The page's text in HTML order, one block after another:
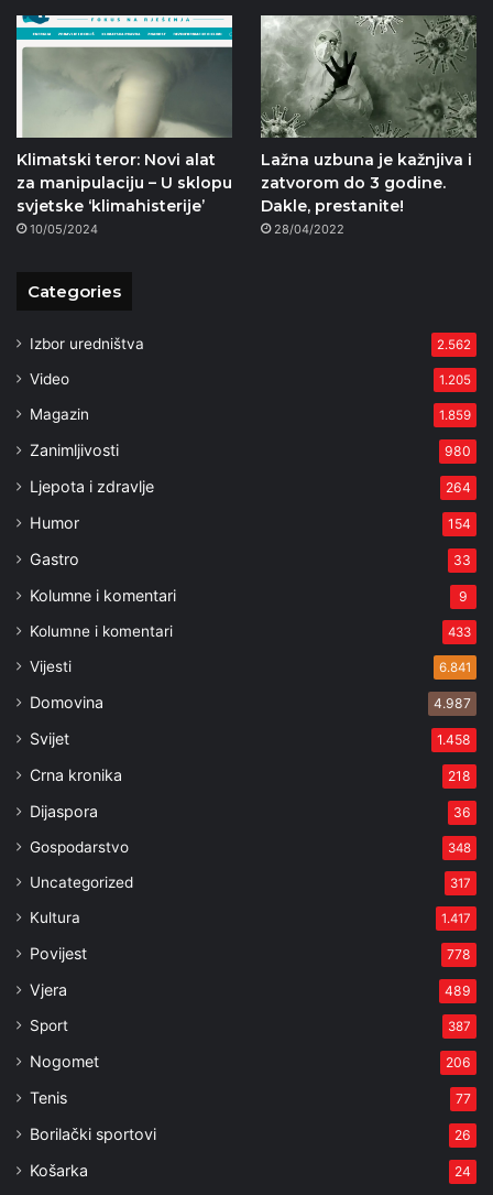
Klimatski teror: Novi alat
za manipulaciju – U sklopu
svjetske ‘klimahisterije’
10/05/2024
Lažna uzbuna je kažnjiva i
zatvorom do 3 godine.
Dakle, prestanite!
28/04/2022
Categories
Izbor uredništva 2.562
Video 1.205
Magazin 1.859
Zanimljivosti 980
Ljepota i zdravlje 264
Humor 154
Gastro 33
Kolumne i komentari 9
Kolumne i komentari 433
Vijesti 6.841
Domovina 4.987
Svijet 1.458
Crna kronika 218
Dijaspora 36
Gospodarstvo 348
Uncategorized 317
Kultura 1.417
Povijest 778
Vjera 489
Sport 387
Nogomet 206
Tenis 77
Borilački sportovi 26
Košarka 24